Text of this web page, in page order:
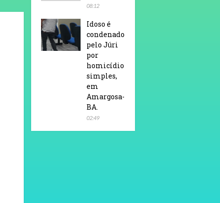
08:12
Idoso é
condenado
pelo Júri
por
homicídio
simples,
em
Amargosa-
BA.
02:49